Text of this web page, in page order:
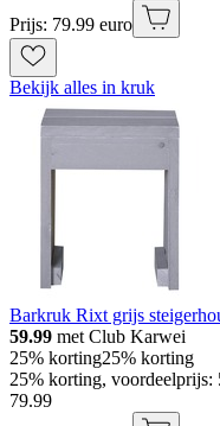
Prijs: 79.99 euro
Bekijk alles in kruk
Barkruk Rixt grijs
59.99 met Club Karwei
25% korting25% korting
25% korting,
79.99